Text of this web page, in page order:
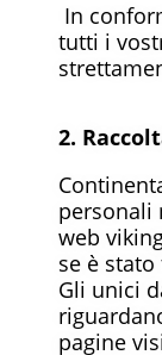
In
tutti i
2.
personali
web
se è
Gli unici
pagine